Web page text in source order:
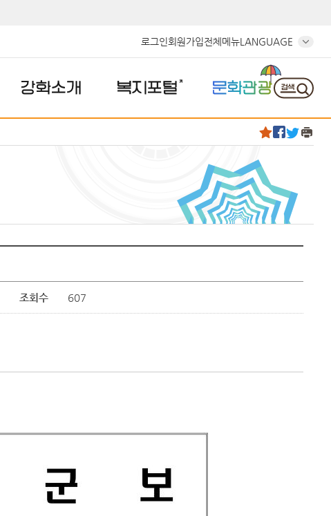
로그인 회원가입전체메뉴LANGUAGE
강화소개 복지포털 문화관광
조회수 607